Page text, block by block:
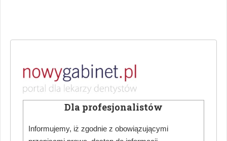
Dla profesjonalistów
Informujemy, iż zgodnie z obowiązującymi